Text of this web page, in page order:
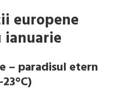
europene
– paradisul etern